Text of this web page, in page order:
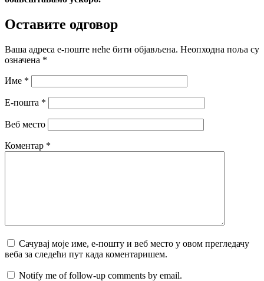
Оставите одговор
Ваша адреса е-поште неће бити објављена. Неопходна поља су
означена *
Име *
Е-пошта *
Веб место
Коментар *
Сачувај моје име, е-пошту и веб место у овом прегледачу
веба за следећи пут када коментаришем.
Notify me of follow-up comments by email.